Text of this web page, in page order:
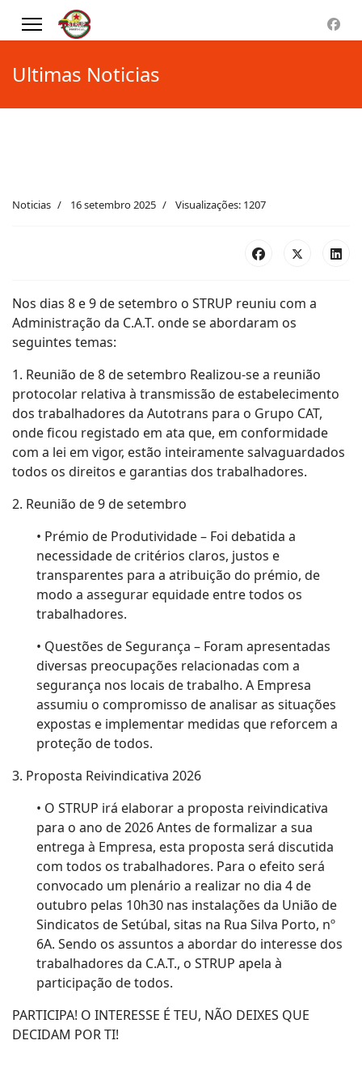
Ultimas Noticias
Noticias 16 setembro 2025 Visualizações: 1207
Nos dias 8 e 9 de setembro o STRUP reuniu com a
Administração da C.A.T. onde se abordaram os
seguintes temas:
1. Reunião de 8 de setembro Realizou-se a reunião
protocolar relativa à transmissão de estabelecimento
dos trabalhadores da Autotrans para o Grupo CAT,
onde ficou registado em ata que, em conformidade
com a lei em vigor, estão inteiramente salvaguardados
todos os direitos e garantias dos trabalhadores.
2. Reunião de 9 de setembro
• Prémio de Produtividade – Foi debatida a
necessidade de critérios claros, justos e
transparentes para a atribuição do prémio, de
modo a assegurar equidade entre todos os
trabalhadores.
• Questões de Segurança – Foram apresentadas
diversas preocupações relacionadas com a
segurança nos locais de trabalho. A Empresa
assumiu o compromisso de analisar as situações
expostas e implementar medidas que reforcem a
proteção de todos.
3. Proposta Reivindicativa 2026
• O STRUP irá elaborar a proposta reivindicativa
para o ano de 2026 Antes de formalizar a sua
entrega à Empresa, esta proposta será discutida
com todos os trabalhadores. Para o efeito será
convocado um plenário a realizar no dia 4 de
outubro pelas 10h30 nas instalações da União de
Sindicatos de Setúbal, sitas na Rua Silva Porto, nº
6A. Sendo os assuntos a abordar do interesse dos
trabalhadores da C.A.T., o STRUP apela à
participação de todos.
PARTICIPA! O INTERESSE É TEU, NÃO DEIXES QUE
DECIDAM POR TI!